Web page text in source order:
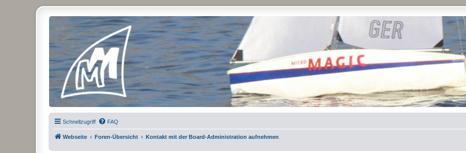
Micro Magic Forum Deutschland
Schnellzugriff FAQ
Webseite Foren-Übersicht Kontakt mit der Board-Administration aufnehmen